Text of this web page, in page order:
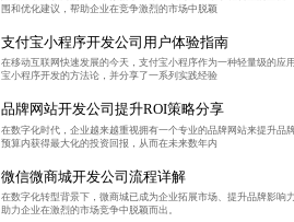
围和优化建议，帮助企业在竞争激烈的市场中脱颖
支付宝小程序开发公司用户体验指南
在移动互联网快速发展的今天，支付宝小程序作为一种轻量级的
宝小程序开发的方法论，并分享了一系列实践经验
品牌网站开发公司提升ROI策略分享
在数字化时代，企业越来越重视拥有一个专业的品牌网站来提升
预算内获得最大化的投资回报，从而在未来数年内
微信微商城开发公司流程详解
在数字化转型背景下，微商城已成为企业拓展市场、提升品牌影
助力企业在激烈的市场竞争中脱颖而出。